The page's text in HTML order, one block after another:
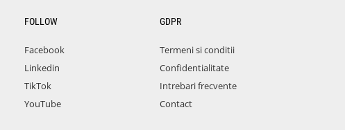
FOLLOW
Facebook
Linkedin
TikTok
YouTube
GDPR
Termeni si conditii
Confidentialitate
Intrebari frecvente
Contact